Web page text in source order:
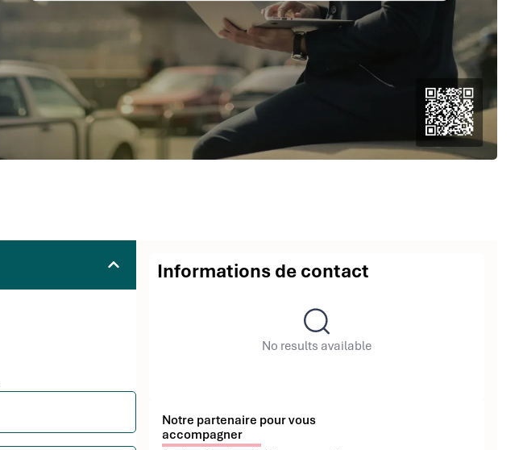
Informations de contact
No results available
Notre partenaire pour vous
accompagner